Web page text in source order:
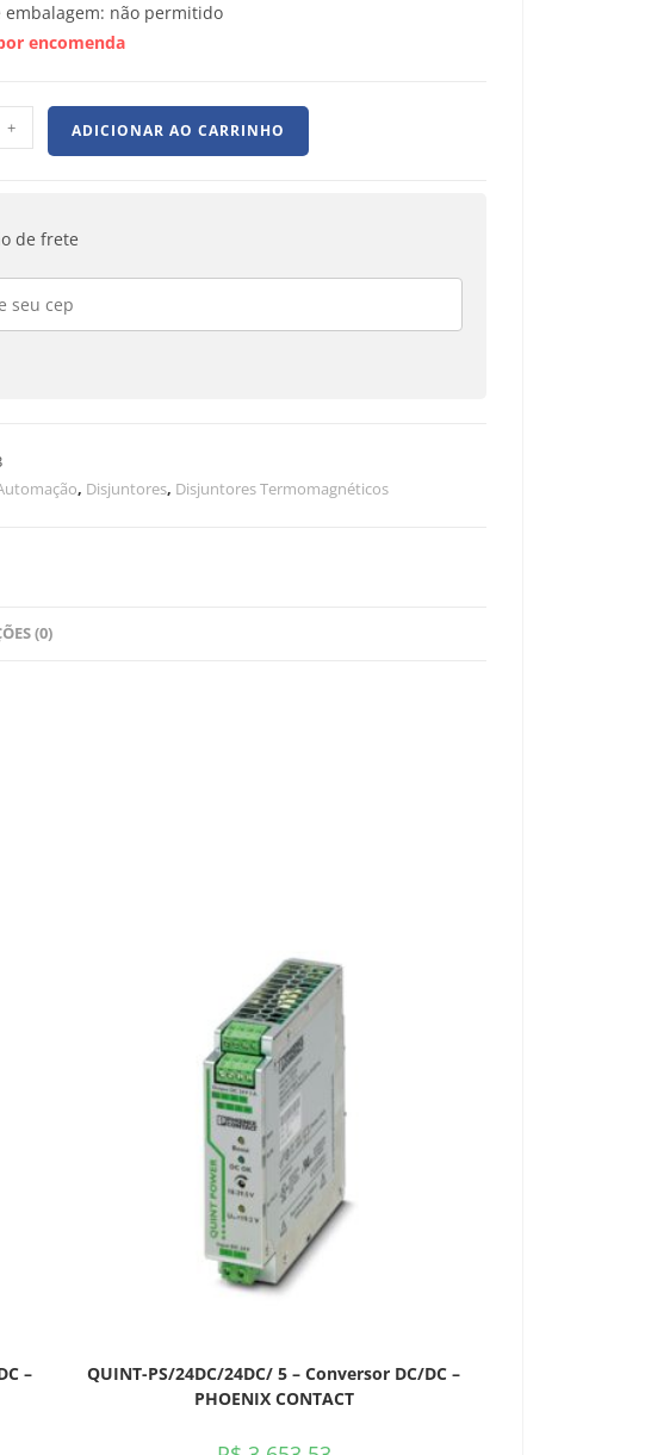
não permitido
encomenda
+ ADICIONAR AO CARRINHO
de frete
, Disjuntores, Disjuntores Termomagnéticos
(0)
–
QUINT-PS/24DC/24DC/ 5 – Conversor DC/DC –
PHOENIX CONTACT